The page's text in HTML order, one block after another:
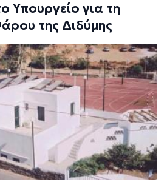
Υπουργείο για τη
της Διδύμης